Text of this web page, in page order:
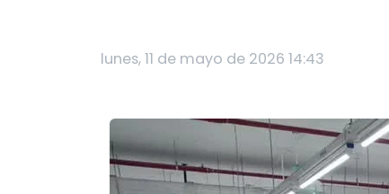
lunes, 11 de mayo de 2026 14:43